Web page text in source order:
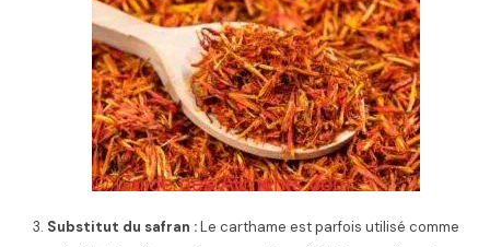
Substitut du safran :Le carthame est parfois utilisé comme